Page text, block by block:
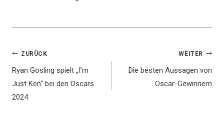
Beitragsnavigation
ZURÜCK
Ryan Gosling spielt „I’m
Just Ken“ bei den Oscars
2024
WEITER
Die besten Aussagen von
Oscar-Gewinnern